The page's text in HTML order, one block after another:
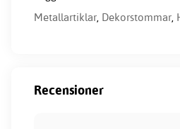
Metallartiklar, Dekorstommar,
Recensioner